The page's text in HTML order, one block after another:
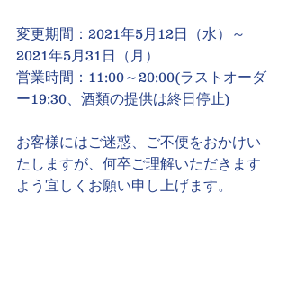
変更期間：2021年5月12日（水）～
2021年5月31日（月）
営業時間：11:00～20:00(ラストオーダ
ー19:30、酒類の提供は終日停止)
お客様にはご迷惑、ご不便をおかけい
たしますが、何卒ご理解いただきます
よう宜しくお願い申し上げます。